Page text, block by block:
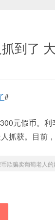
到了
#
元假币。
抓获。目前
欺骗卖葡萄老人